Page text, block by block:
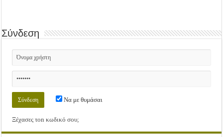
Σύνδεση
Να με θυμάσαι
Ξέχασες τοn κωδικό σου;